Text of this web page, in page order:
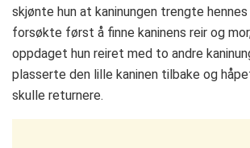
skjønte hun at kaninungen trengte
forsøkte først å finne kaninens reir og
oppdaget hun reiret med to andre
plasserte den lille kaninen tilbake og
skulle returnere.